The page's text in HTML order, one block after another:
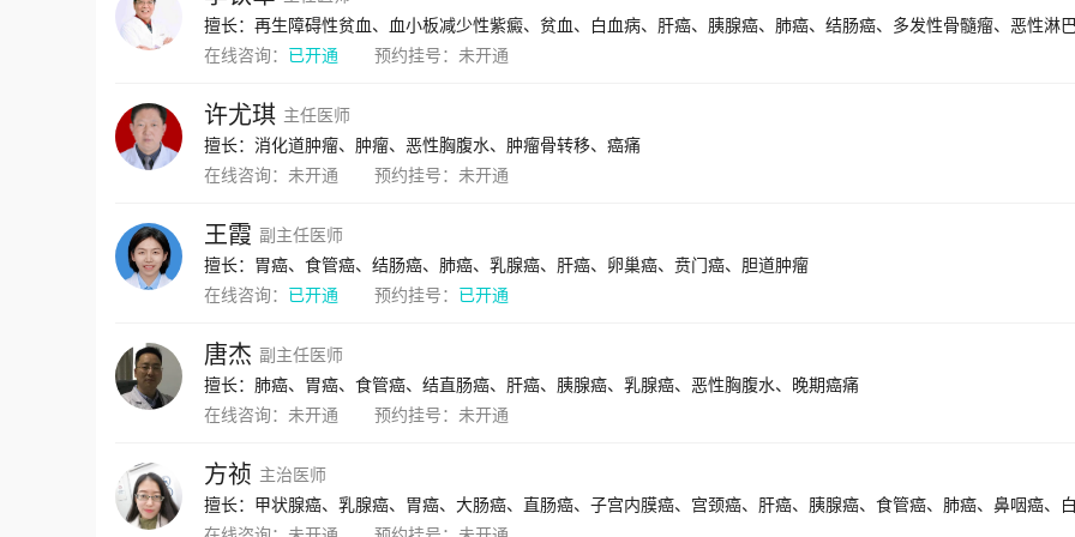
擅长：再生障碍性贫血、血小板减少性紫癜、贫血、白血病、肝癌、胰腺癌、肺癌、结肠癌、多发性骨髓瘤、恶性淋
在线咨询： 已开通 预约挂号： 未开通
许尤琪 主任医师
擅长：消化道肿瘤、肿瘤、恶性胸腹水、肿瘤骨转移、癌痛
在线咨询： 未开通 预约挂号： 未开通
王霞 副主任医师
擅长：胃癌、食管癌、结肠癌、肺癌、乳腺癌、肝癌、卵巢癌、贲门癌、胆道肿瘤
在线咨询： 已开通 预约挂号： 已开通
唐杰 副主任医师
擅长：肺癌、胃癌、食管癌、结直肠癌、肝癌、胰腺癌、乳腺癌、恶性胸腹水、晚期癌痛
在线咨询： 未开通 预约挂号： 未开通
方祯 主治医师
擅长：甲状腺癌、乳腺癌、胃癌、大肠癌、直肠癌、子宫内膜癌、宫颈癌、肝癌、胰腺癌、食管癌、肺癌、鼻咽癌、